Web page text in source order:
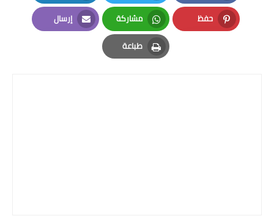
Facebook
Twitter
LinkedIn
حفظ
Pinterest
مشاركة
Whatsapp
إرسال
Email
طباعة
Print